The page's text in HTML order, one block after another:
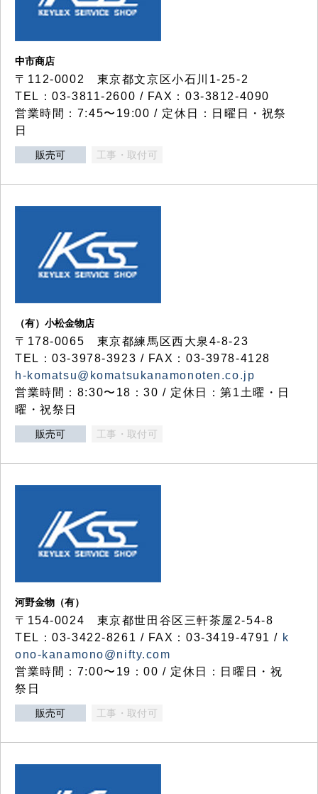
中市商店
〒112-0002 東京都文京区小石川1-25-2
TEL：03-3811-2600 / FAX：03-3812-4090
営業時間：7:45〜19:00 / 定休日：日曜日・祝祭
日
販売可 工事・取付可
（有）小松金物店
〒178-0065 東京都練馬区西大泉4-8-23
TEL：03-3978-3923 / FAX：03-3978-4128
h-komatsu@komatsukanamonoten.co.jp
営業時間：8:30〜18：30 / 定休日：第1土曜・日
曜・祝祭日
販売可 工事・取付可
河野金物（有）
〒154-0024 東京都世田谷区三軒茶屋2-54-8
TEL：03-3422-8261 / FAX：03-3419-4791 / k
ono-kanamono@nifty.com
営業時間：7:00〜19：00 / 定休日：日曜日・祝
祭日
販売可 工事・取付可